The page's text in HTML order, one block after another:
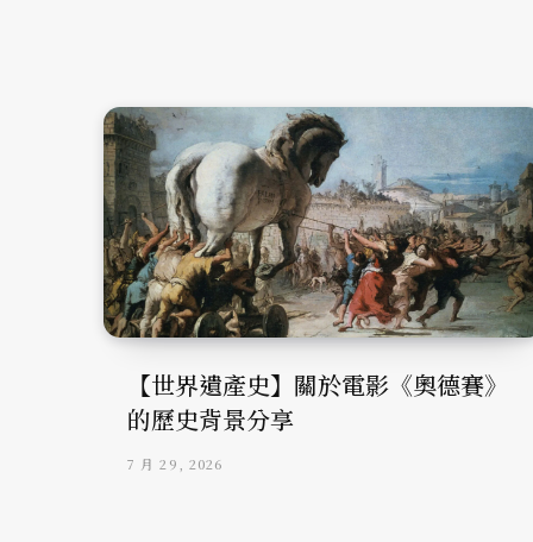
【世界遺產史】關於電影《奧德賽》
的歷史背景分享
7 月 29, 2026